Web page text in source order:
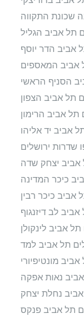
שכונת התקווה
תל אביב הגליל
אביב הדר יוסף
אביב המאספים
הסניף הראשי
תל אביב הצפון
תל אביב הרימון
אביב יד אליהו
שדרות ירושלים
אביב יצחק שדה
כיכר המדינה
אביב כיכר רבין
לב דיזנגוף
אביב לינקולן
תל אביב למד
מונטיפיורי
נאות אפקה
נחלת יצחק
תל אביב פנקס